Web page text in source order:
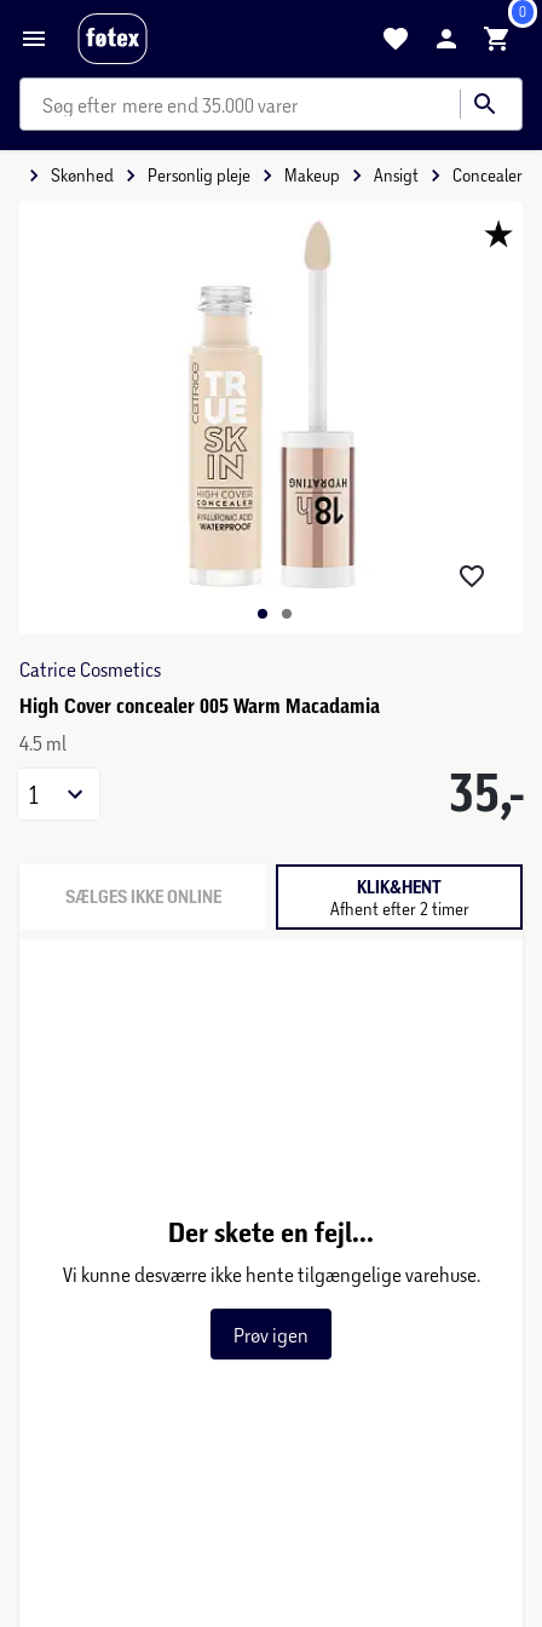
0
mere end 35.000 varer
Skønhed Personlig pleje Makeup Ansigt Concealer
Catrice Cosmetics
High Cover concealer 005 Warm Macadamia
4.5 ml
35,-
1
SÆLGES IKKE ONLINE KLIK&HENT
Afhent efter 2 timer
Der skete en fejl...
Vi kunne desværre ikke hente tilgængelige varehuse.
Prøv igen